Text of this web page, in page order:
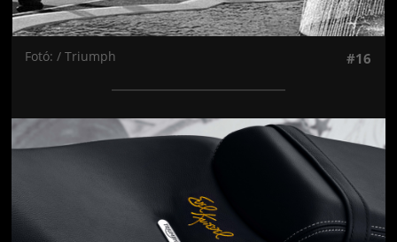
Fotó: / Triumph #16
Jön még kép!